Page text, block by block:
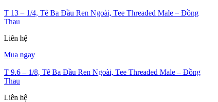
T 13 – 1/4, Tê Ba Đầu Ren Ngoài, Tee Threaded Male – Đồng
Thau
Liên hệ
Mua ngay
T 9.6 – 1/8, Tê Ba Đầu Ren Ngoài, Tee Threaded Male – Đồng
Thau
Liên hệ